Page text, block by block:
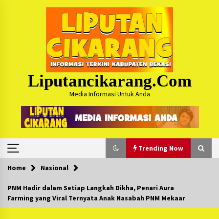
Liputancikarang.com
Media Informasi Untuk Anda
Trending Now
Trending Now
Posko Mudik Kosmi Jurpala 2026 Hadirkan
Home Nasional
PNM Hadir dalam Setiap Langkah Dikha, Penari Aura
Farming yang Viral Ternyata Anak Nasabah PNM Mekaar